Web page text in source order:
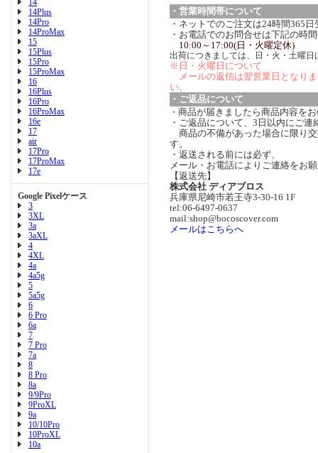
14
14Plus
14Pro
14ProMax
15
15Plus
15Pro
15ProMax
16
16Plus
16Pro
16ProMax
16e
17
air
17Pro
17ProMax
17e
Google Pixelケース
3
3XL
3a
3aXL
4
4XL
4a
4a5g
5
5a5g
6
6 Pro
6a
7
7 Pro
7a
8
8 Pro
8a
9/9Pro
9ProXL
9a
10/10Pro
10ProXL
10a
・営業時間帯について
・ネットでのご注文は24時間365
・お電話でのお問合せは下記の時
10:00～17:00(日・火曜定休)
出荷につきましては、日・火・土曜日
※日・火曜日について
メールの返信は翌営業日となり
い。
・ご返品について
・ 商品が届きましたら商品内容を
・ご返品について、3日以内にご連
商品の不備があった場合に限り
す。
・返送される前には必ず、
メール・お電話によりご連絡をお
【返送先】
株式会社 ディアブロス
兵庫県尼崎市若王寺3-30-16 1F
tel:06-6497-0637
mail:shop@bocoscover.com
メールはこちらへ